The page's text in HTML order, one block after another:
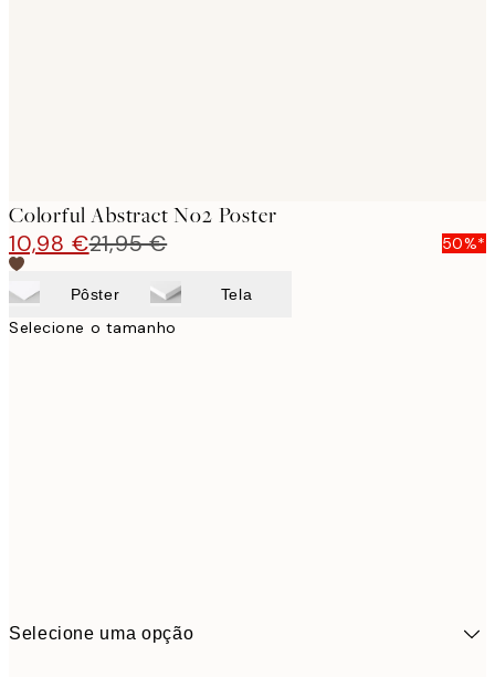
Colorful Abstract No2 Poster
10,98 €21,95 € 50%*
Pôster Tela
Selecione o tamanho
Selecione uma opção